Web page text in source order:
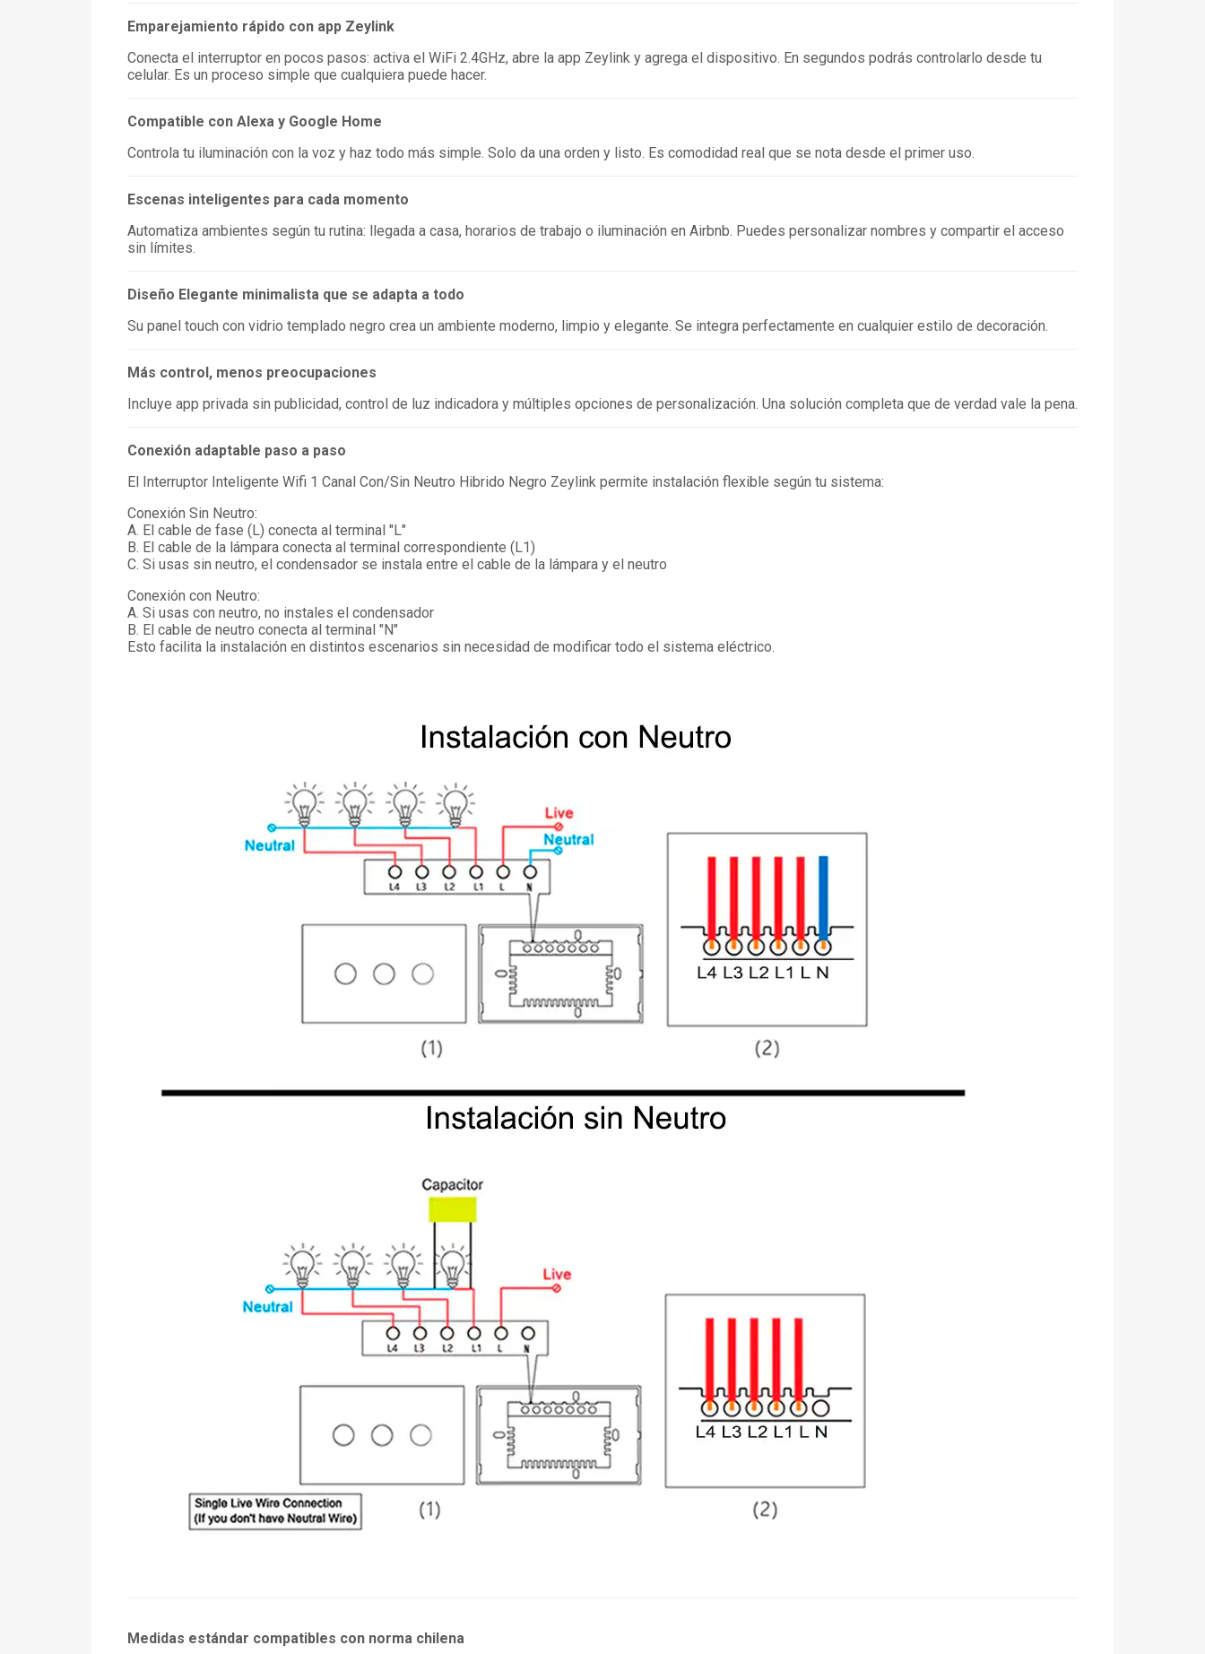
Emparejamiento rápido con app Zeylink
Conecta el interruptor en pocos pasos: activa el WiFi 2.4GHz, abre la app Zeylink y agrega el dispositivo. En segundos podrás controlarlo desde tu
celular. Es un proceso simple que cualquiera puede hacer.
Compatible con Alexa y Google Home
Controla tu iluminación con la voz y haz todo más simple. Solo da una orden y listo. Es comodidad real que se nota desde el primer uso.
Escenas inteligentes para cada momento
Automatiza ambientes según tu rutina: llegada a casa, horarios de trabajo o iluminación en Airbnb. Puedes personalizar nombres y compartir el acceso
sin límites.
Diseño Elegante minimalista que se adapta a todo
Su panel touch con vidrio templado negro crea un ambiente moderno, limpio y elegante. Se integra perfectamente en cualquier estilo de decoración.
Más control, menos preocupaciones
Incluye app privada sin publicidad, control de luz indicadora y múltiples opciones de personalización. Una solución completa que de verdad vale la pena.
Conexión adaptable paso a paso
El Interruptor Inteligente Wifi 1 Canal Con/Sin Neutro Hibrido Negro Zeylink permite instalación flexible según tu sistema:
Conexión Sin Neutro:
A. El cable de fase (L) conecta al terminal "L"
B. El cable de la lámpara conecta al terminal correspondiente (L1)
C. Si usas sin neutro, el condensador se instala entre el cable de la lámpara y el neutro
Conexión con Neutro:
A. Si usas con neutro, no instales el condensador
B. El cable de neutro conecta al terminal "N"
Esto facilita la instalación en distintos escenarios sin necesidad de modificar todo el sistema eléctrico.
Medidas estándar compatibles con norma chilena